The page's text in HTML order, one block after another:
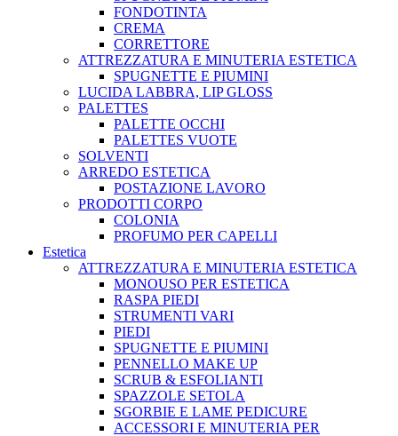
FONDOTINTA
CREMA
CORRETTORE
ATTREZZATURA E MINUTERIA ESTETICA
SPUGNETTE E PIUMINI
LUCIDA LABBRA, LIP GLOSS
PALETTES
PALETTE OCCHI
PALETTES VUOTE
SOLVENTI
ARREDO ESTETICA
POSTAZIONE LAVORO
PRODOTTI CORPO
COLONIA
PROFUMO PER CAPELLI
Estetica
ATTREZZATURA E MINUTERIA ESTETICA
MONOUSO PER ESTETICA
RASPA PIEDI
STRUMENTI VARI
PIEDI
SPUGNETTE E PIUMINI
PENNELLO MAKE UP
SCRUB & ESFOLIANTI
SPAZZOLE SETOLA
SGORBIE E LAME PEDICURE
ACCESSORI E MINUTERIA PER